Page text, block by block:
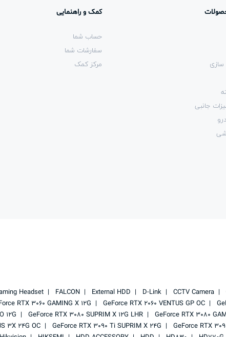
سازی
جانبی
کمک و راهنمایی
حساب شما
سفارشات شما
مرکز کمک
CCTV Camera
D-Link
External HDD
FALCON
Headset
GeForce RTX 2060 VENTUS GP OC
RTX 3060 GAMING X 12G
GeForce RTX 3080
GeForce RTX 3080 SUPRIM X 12G LHR
12G
GeForce RTX
GeForce RTX 3090 Ti SUPRIM X 24G
3X 24G OC